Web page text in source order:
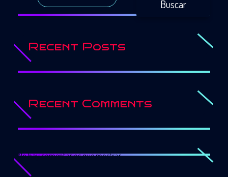
Buscar
Recent Posts
Recent Comments
No hay comentarios que mostrar.